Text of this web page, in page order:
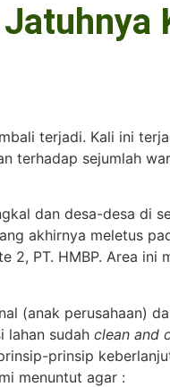
terjadi. Kali ini
terhadap sejumlah
dan desa-desa di
akhirnya meletus
PT. HMBP. Area
(anak perusahaan)
lahan sudah clean and
prinsip
menuntut agar :